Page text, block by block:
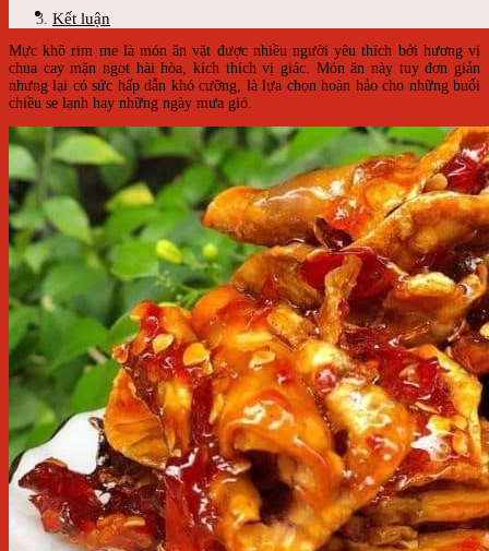
Kết luận
Mực khô rim me là món ăn vặt được nhiều người yêu thích bởi hương vị
chua cay mặn ngọt hài hòa, kích thích vị giác. Món ăn này tuy đơn giản
nhưng lại có sức hấp dẫn khó cưỡng, là lựa chọn hoàn hảo cho những buổi
chiều se lạnh hay những ngày mưa gió.